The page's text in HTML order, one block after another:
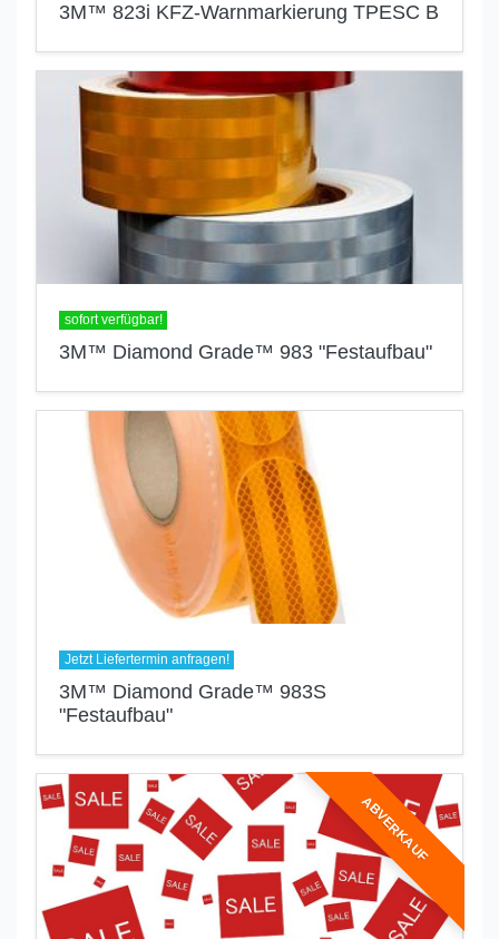
3M™ 823i KFZ-Warnmarkierung TPESC B
sofort verfügbar!
3M™ Diamond Grade™ 983 "Festaufbau"
Jetzt Liefertermin anfragen!
3M™ Diamond Grade™ 983S
"Festaufbau"
ABVERKAUF